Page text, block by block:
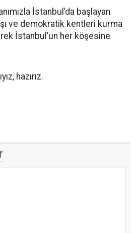
İstanbul’da başlayan
ve demokratik kentleri kurma
İstanbul’un her köşesine
hazırız.